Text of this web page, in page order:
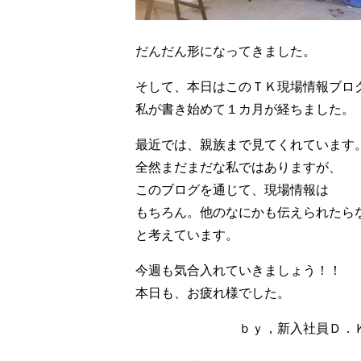
だんだん形になってきました。
そして、本日はこのＴＫ現場情報ブロ
私が書き始めて１カ月が経ちました。
最近では、親族まで見てくれています。
全然まだまだな私ではありますが、
このブログを通じて、現場情報は
もちろん。他のなにかも伝えられたら
と考えています。
今週も気合入れていきましょう！！
本日も、お疲れ様でした。
ｂｙ，新入社員Ｄ．